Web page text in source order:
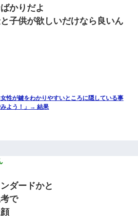
かりだよ
子供が欲しいだけなら良いん
性が鍵をわかりやすいところに隠している事
みよう！」→ 結果
ダードかと
で